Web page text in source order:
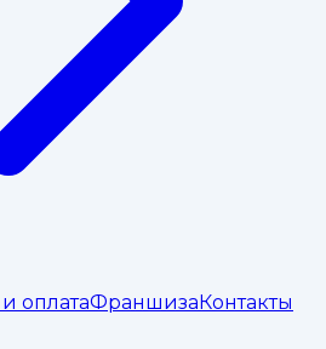
оплатаФраншизаКонтакты